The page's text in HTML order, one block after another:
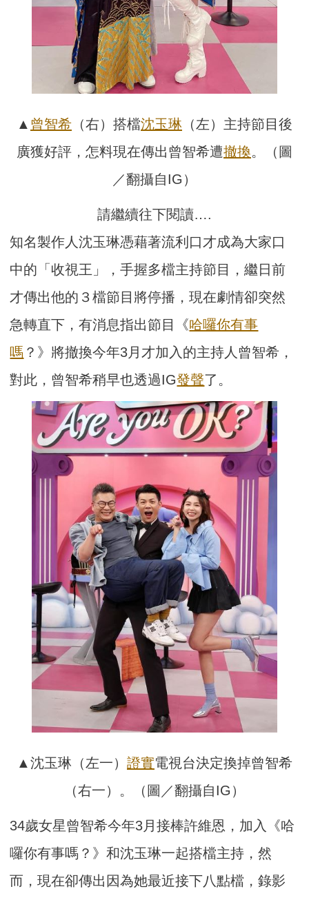
▲ 曾智希 （右）搭檔沈玉琳 （左）主持節目後
廣獲好評，怎料現在傳出曾智希遭撤換。（圖
／翻攝自IG）
請繼續往下閱讀….
知名製作人沈玉琳憑藉著流利口才成為大家口
中的「收視王」，手握多檔主持節目，繼日前
才傳出他的３檔節目將停播，現在劇情卻突然
急轉直下，有消息指出節目《哈囉你有事
嗎 ？》將撤換今年3月才加入的主持人曾智希，
對此，曾智希稍早也透過IG發聲了。
▲沈玉琳（左一） 證實電視台決定換掉曾智希
（右一）。（圖／翻攝自IG）
34歲女星曾智希今年3月接棒許維恩，加入《哈
囉你有事嗎？》和沈玉琳一起搭檔主持，然
而，現在卻傳出因為她最近接下八點檔，錄影